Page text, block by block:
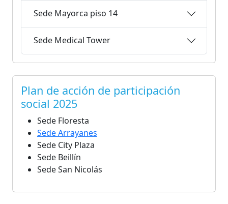
Sede Mayorca piso 14
Sede Medical Tower
Plan de acción de participación
social 2025
Sede Floresta
Sede Arrayanes
Sede City Plaza
Sede Beillín
Sede San Nicolás